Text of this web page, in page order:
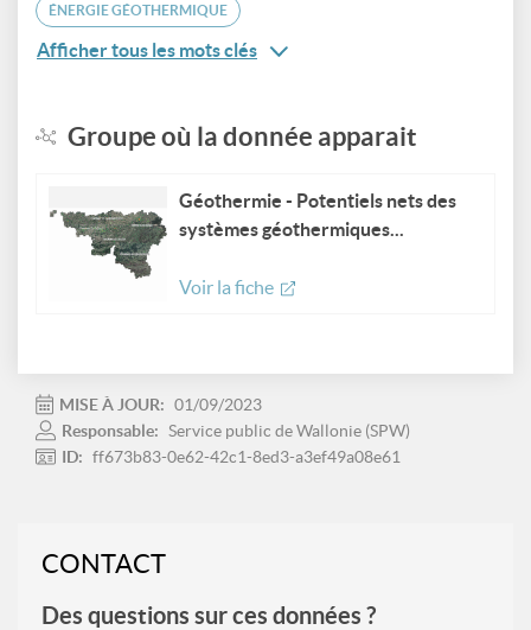
ÉNERGIE GÉOTHERMIQUE
Afficher tous les mots clés
Groupe où la donnée apparait
Géothermie - Potentiels nets des
systèmes géothermiques...
Voir la fiche
MISE À JOUR: 01/09/2023
Responsable: Service public de Wallonie (SPW)
ID: ff673b83-0e62-42c1-8ed3-a3ef49a08e61
CONTACT
Des questions sur ces données ?